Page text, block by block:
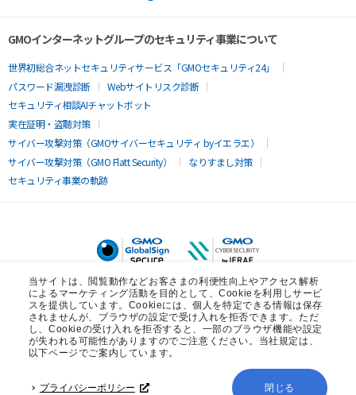
当サイトは、閲覧動作などお客さまの利便性向上やアクセス解析
によるマーケティング活動を目的として、Cookieを利用しサービ
スを提供しています。Cookieには、個人を特定できる情報は保存
されませんが、ブラウザの設定で受け入れを拒否できます。ただ
し、Cookieの受け入れを拒否すると、一部のブラウザ機能や設定
が失われる可能性がありますのでご注意ください。当社規定は、
以下ページでご案内しています。
プライバシーポリシー 閉じる
GMOインターネットグループのセキュリティ事業について
世界初総合ネットセキュリティサービス「GMOセキュリティ24」
パスワード漏洩診断
Webサイトリスク診断
セキュリティ相談AIチャットボット
実在証明・盗聴対策
サイバー攻撃対策（GMOサイバーセキュリティ byイエラエ）
サイバー攻撃対策（GMO Flatt Security）
なりすまし対策
セキュリティ事業の軌跡
無料診断